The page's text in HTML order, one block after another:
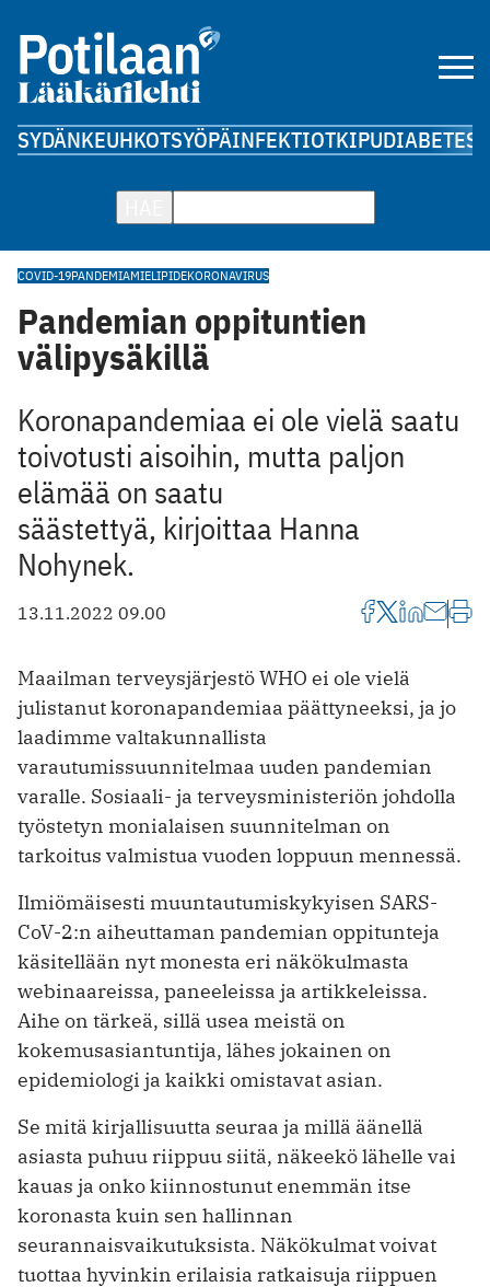
SYDÄNKEUHKOTSYÖPÄINFEKTIOTKIPUDIABETES
COVID-19PANDEMIAMIELIPIDEKORONAVIRUS
Pandemian oppituntien
välipysäkillä
Koronapandemiaa ei ole vielä saatu
toivotusti aisoihin, mutta paljon
elämää on saatu
säästettyä, kirjoittaa Hanna
Nohynek.
13.11.2022 09.00
Maailman terveysjärjestö WHO ei ole vielä
julistanut koronapandemiaa päättyneeksi, ja jo
laadimme valtakunnallista
varautumissuunnitelmaa uuden pandemian
varalle. Sosiaali- ja terveysministeriön johdolla
työstetyn monialaisen suunnitelman on
tarkoitus valmistua vuoden loppuun mennessä.
Ilmiömäisesti muuntautumiskykyisen SARS-
CoV-2:n aiheuttaman pandemian oppitunteja
käsitellään nyt monesta eri näkökulmasta
webinaareissa, paneeleissa ja artikkeleissa.
Aihe on tärkeä, sillä usea meistä on
kokemusasiantuntija, lähes jokainen on
epidemiologi ja kaikki omistavat asian.
Se mitä kirjallisuutta seuraa ja millä äänellä
asiasta puhuu riippuu siitä, näkeekö lähelle vai
kauas ja onko kiinnostunut enemmän itse
koronasta kuin sen hallinnan
seurannaisvaikutuksista. Näkökulmat voivat
tuottaa hyvinkin erilaisia ratkaisuja riippuen